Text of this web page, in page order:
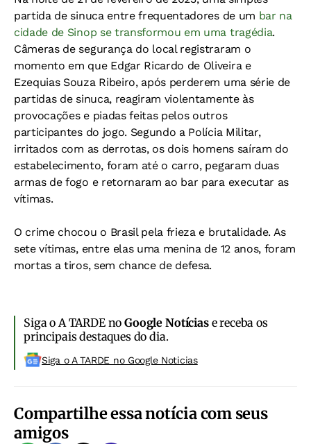
partida de sinuca entre frequentadores de um bar na
cidade de Sinop se transformou em uma tragédia.
Câmeras de segurança do local registraram o
momento em que Edgar Ricardo de Oliveira e
Ezequias Souza Ribeiro, após perderem uma série de
partidas de sinuca, reagiram violentamente às
provocações e piadas feitas pelos outros
participantes do jogo. Segundo a Polícia Militar,
irritados com as derrotas, os dois homens saíram do
estabelecimento, foram até o carro, pegaram duas
armas de fogo e retornaram ao bar para executar as
vítimas.
O crime chocou o Brasil pela frieza e brutalidade. As
sete vítimas, entre elas uma menina de 12 anos, foram
mortas a tiros, sem chance de defesa.
Siga o A TARDE noGoogle Notíciase receba os
principais destaques do dia.
Siga o A TARDE no Google Noticias
Compartilhe essa notícia com seus
amigos